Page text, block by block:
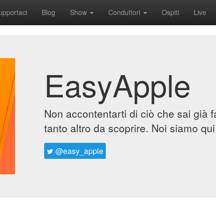
Blog Show Conduttori Ospiti Live
EasyApple
Non accontentarti di ciò che sai già
tanto altro da scoprire. Noi siamo
@easy_apple